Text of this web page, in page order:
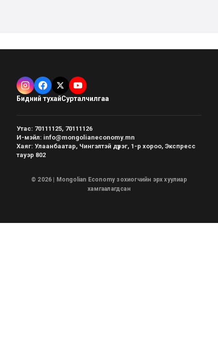
Бидний тухайСурталчилгаа
Утас: 70111125, 70111126
И-мэйл: info@mongolianeconomy.mn
Хаяг: Улаанбаатар, Чингэлтэй дүүрэг, 1-р хороо, Экспресс
тауэр 802
© 2026 | Mongolian Economy зохиогчийн эрх хуулиар
хамгаалагдсан